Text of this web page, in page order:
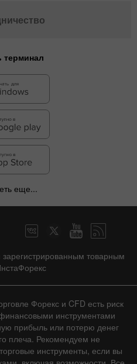
терминал
еще...
зарегистрированным товарным
Форекс и CFD есть риск
инструментами
прибыль или потерю денег
плеча. Рекомендуем не
инструменты, если вы